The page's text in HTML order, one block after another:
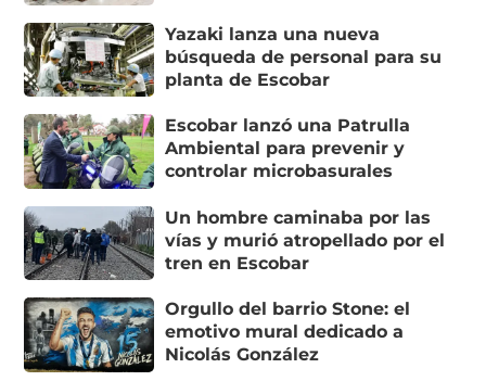
Yazaki lanza una nueva
búsqueda de personal para su
planta de Escobar
Escobar lanzó una Patrulla
Ambiental para prevenir y
controlar microbasurales
Un hombre caminaba por las
vías y murió atropellado por el
tren en Escobar
Orgullo del barrio Stone: el
emotivo mural dedicado a
Nicolás González